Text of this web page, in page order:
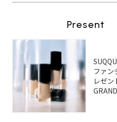
Present
ファン
レゼン
GRAND